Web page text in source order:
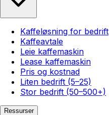
Kaffeløsning for bedrift
Kaffeavtale
Leie kaffemaskin
Lease kaffemaskin
Pris og kostnad
Liten bedrift (5–25)
Stor bedrift (50–500+)
Ressurser